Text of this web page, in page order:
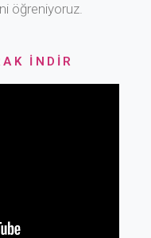
öğreniyoruz.
İNDİR